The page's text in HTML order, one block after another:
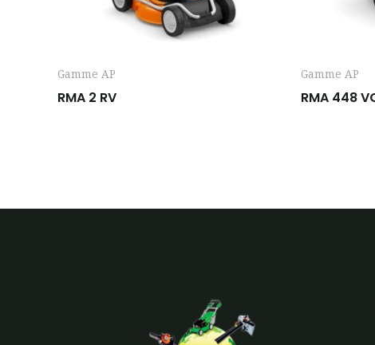
Gamme AP
RMA 2 RV
Gamme AP
RMA 448